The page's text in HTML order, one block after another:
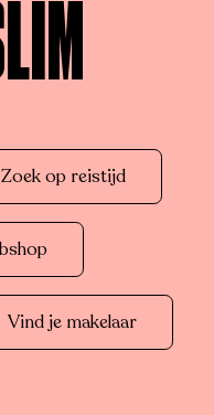
Zoek op reistijd
Vind je makelaar